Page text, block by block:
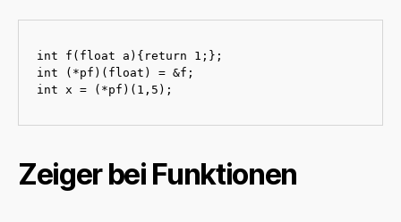
int f(float a){return 1;};
int (*pf)(float) = &f;
int x = (*pf)(1,5);
Zeiger bei Funktionen